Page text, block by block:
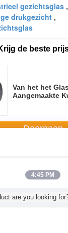
gezichtsglas ,
drukgezicht ,
de beste
Van het het
Aangemaakte
Stroomindicator
Doorgaan
4:45 PM
are you looking